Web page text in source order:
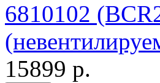
6810102
15899 р.